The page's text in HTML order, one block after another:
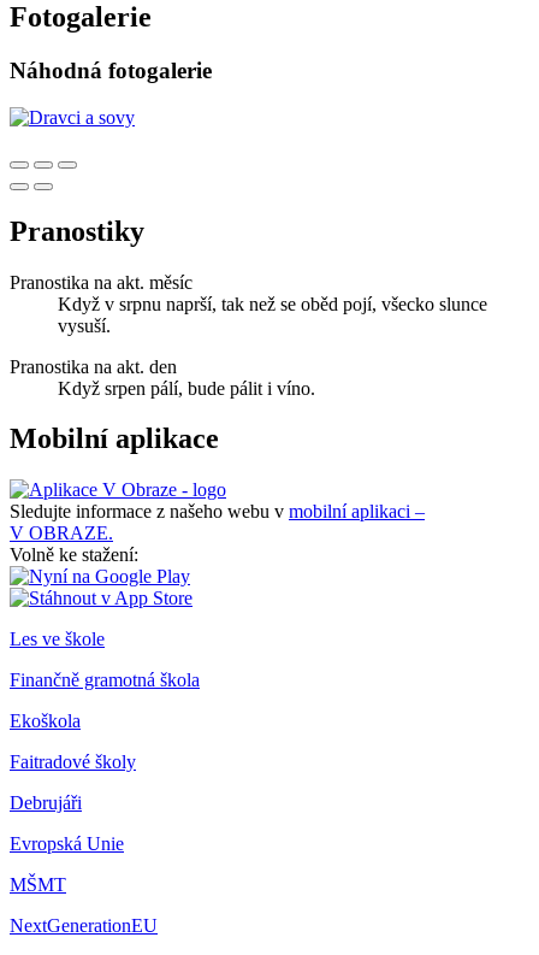
Fotogalerie
Náhodná fotogalerie
Pranostiky
Pranostika na akt. měsíc
Když v srpnu naprší, tak než se oběd pojí, všecko slunce
vysuší.
Pranostika na akt. den
Když srpen pálí, bude pálit i víno.
Mobilní aplikace
Sledujte informace z našeho webu v mobilní aplikaci –
V OBRAZE.
Volně ke stažení:
Les ve škole
Finančně gramotná škola
Ekoškola
Faitradové školy
Debrujáři
Evropská Unie
MŠMT
NextGenerationEU